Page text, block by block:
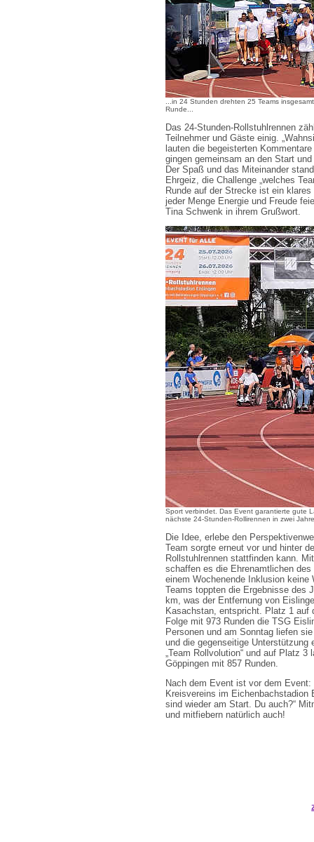
...in 24 Stunden drehten 25 Teams
Runde...
Das 24-Stunden-Rollstuhlrennen
Teilnehmer und Gäste einig.
lauten die begeisterten
gingen gemeinsam an den Start
Der Spaß und das Miteinander
Ehrgeiz, die Challenge „welches
Runde auf der Strecke ist ein
jeder Menge Energie und Freude
Tina Schwenk in ihrem Grußwort.
Sport verbindet. Das Event garantierte gute
nächste 24-Stunden-Rollirennen in zwei
Die Idee, erlebe den
Team sorgte erneut vor und hinter
Rollstuhlrennen stattfinden kann.
schaffen es die Ehrenamtlichen
einem Wochenende Inklusion
Teams toppten die Ergebnisse des
km, was der Entfernung von
Kasachstan, entspricht. Platz 1 auf
Folge mit 973 Runden die TSG
Personen und am Sonntag liefen
und die gegenseitige
„Team Rollvolution“ und auf Platz
Göppingen mit 857 Runden.
Nach dem Event ist vor dem
Kreisvereins im Eichenbachstadion
sind wieder am Start. Du auch?“
und mitfiebern natürlich auch!